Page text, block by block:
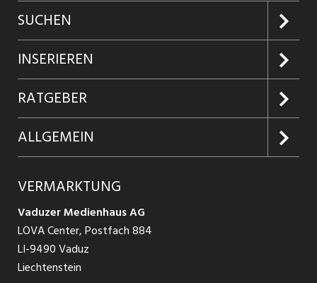
SUCHEN
Jobs suchen
Jobabo
Firmen entdecken
Jobs in Graubünden
Jobs in St. Gallen
Jobs in Glarus
Jobs in der Südostschweiz
INSERIEREN
Kundenlogin
Inserieren
Produkte
Schnittstelle
RATGEBER
Glossar
Ratgeber Bewerbung / Rekrutierung
ALLGEMEIN
AGB
Datenschutzbestimmungen
Nutzungsbedingungen
VERMARKTUNG
Vaduzer Medienhaus AG
LOVA Center, Postfach 884
LI-9490 Vaduz
Liechtenstein